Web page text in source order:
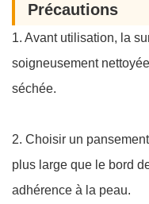
Précautions
1. Avant utilisation, la
soigneusement
séchée.
2. Choisir un
plus large que le bord
adhérence à la peau.